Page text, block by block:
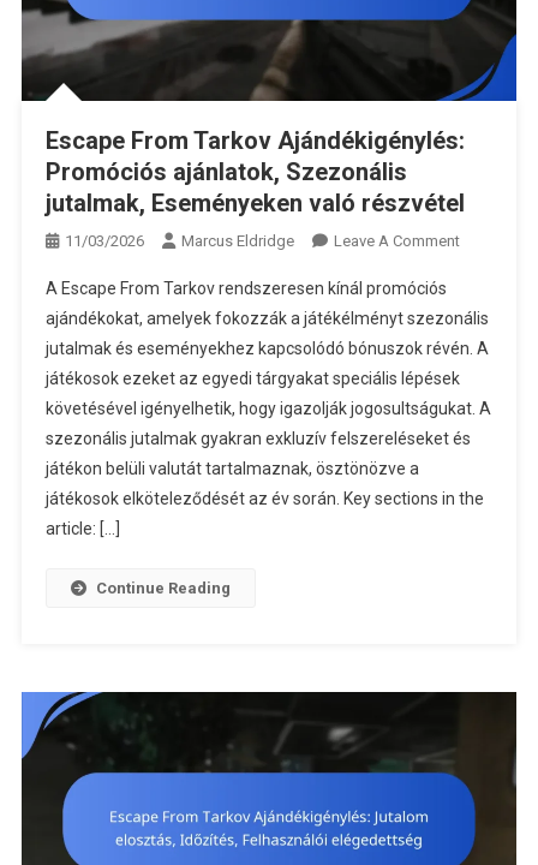
Escape From Tarkov Ajándékigénylés:
Promóciós ajánlatok, Szezonális
jutalmak, Eseményeken való részvétel
11/03/2026 Marcus Eldridge Leave A CommentOn
Tarkov
Promóciós
Ajánlatok,
Szezonális
A Escape From Tarkov rendszeresen kínál promóciós
ajándékokat, amelyek fokozzák a játékélményt szezonális
jutalmak és eseményekhez kapcsolódó bónuszok révén. A
játékosok ezeket az egyedi tárgyakat speciális lépések
követésével igényelhetik, hogy igazolják jogosultságukat. A
szezonális jutalmak gyakran exkluzív felszereléseket és
játékon belüli valutát tartalmaznak, ösztönözve a
játékosok elköteleződését az év során. Key sections in the
article: […]
Continue Reading